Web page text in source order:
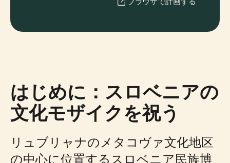
はじめに：スロベニアの
文化モザイクを祝う
リュブリャナのメタコヴァ文化地区
の中心に位置するスロベニア民族博